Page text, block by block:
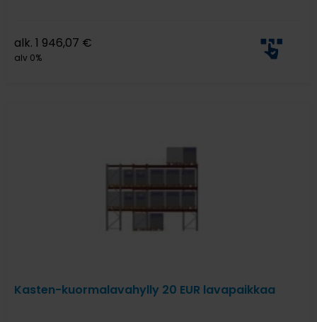
alk. 1 946,07 €
alv 0%
Kasten-kuormalavahylly 20 EUR lavapaikkaa